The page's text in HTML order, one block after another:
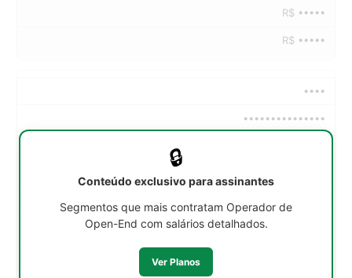
R$ •••••
R$ •••••
••••
•••••••••••••••
R$ •••••
🔒
Conteúdo exclusivo para assinantes
Segmentos que mais contratam Operador de
Open-End com salários detalhados.
Ver Planos